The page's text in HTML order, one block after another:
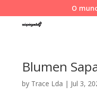
O
Blumen
by Trace Lda | Jul 3,